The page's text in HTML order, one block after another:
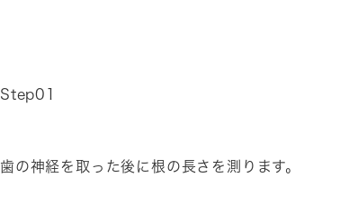
Step01
歯の神経を取った後に根の長さを測ります。